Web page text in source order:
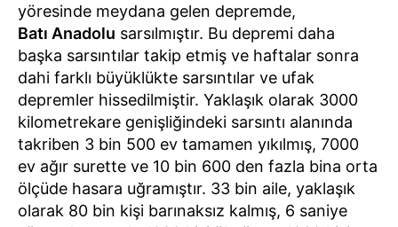
yöresinde meydana gelen depremde,
Batı Anadolu sarsılmıştır. Bu depremi daha
başka sarsıntılar takip etmiş ve haftalar sonra
dahi farklı büyüklükte sarsıntılar ve ufak
depremler hissedilmiştir. Yaklaşık olarak 3000
kilometrekare genişliğindeki sarsıntı alanında
takriben 3 bin 500 ev tamamen yıkılmış, 7000
ev ağır surette ve 10 bin 600 den fazla bina orta
ölçüde hasara uğramıştır. 33 bin aile, yaklaşık
olarak 80 bin kişi barınaksız kalmış, 6 saniye